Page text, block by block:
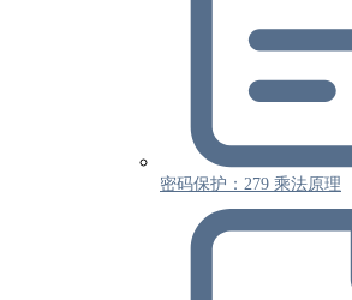
密码保护：279 乘法原理